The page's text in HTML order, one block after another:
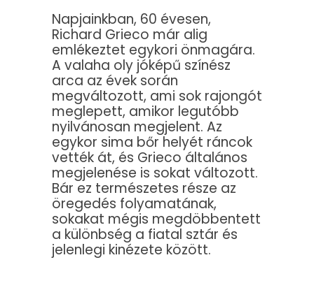
Napjainkban, 60 évesen,
Richard Grieco már alig
emlékeztet egykori önmagára.
A valaha oly jóképű színész
arca az évek során
megváltozott, ami sok rajongót
meglepett, amikor legutóbb
nyilvánosan megjelent. Az
egykor sima bőr helyét ráncok
vették át, és Grieco általános
megjelenése is sokat változott.
Bár ez természetes része az
öregedés folyamatának,
sokakat mégis megdöbbentett
a különbség a fiatal sztár és
jelenlegi kinézete között.